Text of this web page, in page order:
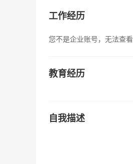
工作经历
您不是企业账号，无法查看
教育经历
自我描述